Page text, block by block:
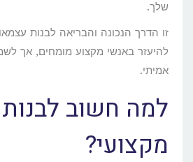
שלך.
זו הדרך הנכונה והבריאה לבנות
להיעזר באנשי מקצוע מומחים, אך
אמיתי.
למה חשוב
מקצועי?